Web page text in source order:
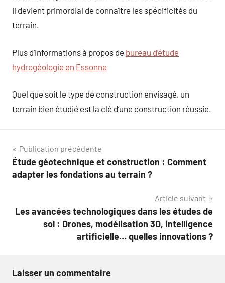
il devient primordial de connaître les spécificités du
terrain.
Plus d’informations à propos de bureau d’étude
hydrogéologie en Essonne
Quel que soit le type de construction envisagé, un
terrain bien étudié est la clé d’une construction réussie.
Navigation
de
Publication précédente
Étude géotechnique et construction : Comment
adapter les fondations au terrain ?
Article suivant
Les avancées technologiques dans les études de
sol : Drones, modélisation 3D, intelligence
artificielle… quelles innovations ?
Laisser un commentaire